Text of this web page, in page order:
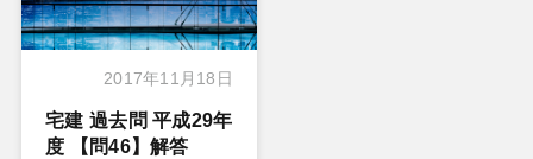
2017年11月18日
宅建 過去問 平成29年
度 【問46】解答